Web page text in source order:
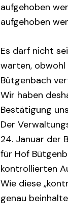
aufgehoben
aufgehoben
Es darf nicht
warten, obwohl
Bütgenbach
Wir haben
Bestätigung
Der
24. Januar der
für Hof
kontrollierten
Wie diese
genau